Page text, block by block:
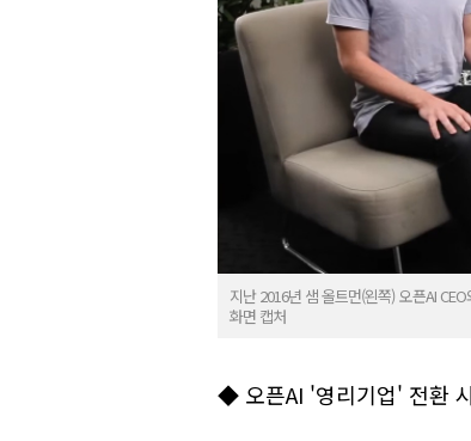
지난 2016년 샘 올트먼(왼쪽) 오픈AI
화면 캡처
◆ 오픈AI '영리기업' 전환